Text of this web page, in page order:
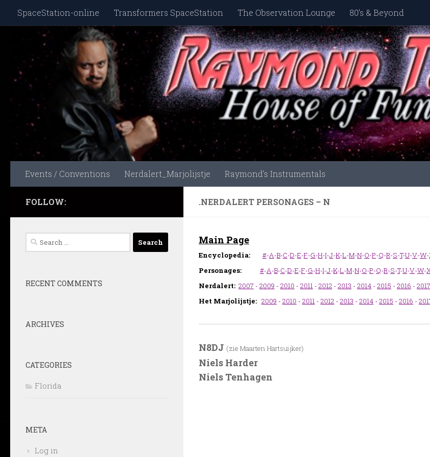
Skip to content
SpaceStation-online Transformers SpaceStation The Observation Lounge 80’s & Beyond
Events / Conventions Nerdalert_Marjolijstje Raymond’s Instrumentals
.NERDALERT PERSONAGES – N
Main Page
Encyclopedia: #-A-B-C-D-E-F-G-H-I-J-K-L-M-N-O-P-Q-R-S-T-U-V-W-
Personages:
#-A-B-C-D-E-F-G-H-I-J-K-L-M-N-O-P-Q-R-S-T-U-V-W-
Nerdalert: 2007 -2009 -2010 -2011 -2012 -2013 -2014 -2015 -2016 -2017
Het Marjolijstje: 2009 -2010 -2011 -2012 -2013 -2014 -2015 -2016 -
N8DJ (zie Maarten Hartsuijker)
Niels Harder
Niels Tenhagen
FOLLOW:
Search
for:
RECENT COMMENTS
ARCHIVES
CATEGORIES
Florida
META
Log in